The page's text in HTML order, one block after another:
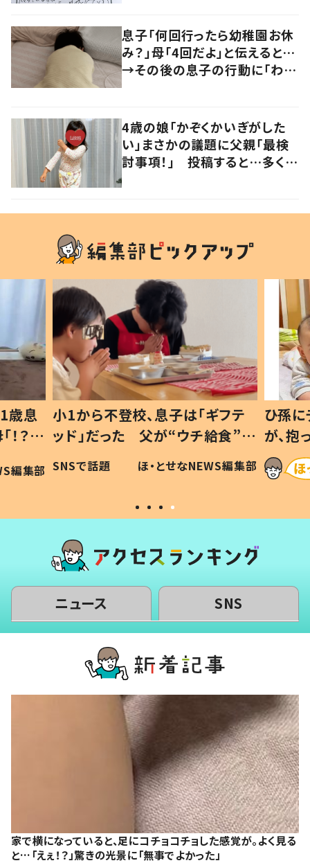
息子「何回行ったら幼稚園お休
み？」母「4回だよ」と伝えると…
→その後の息子の行動に「わか
4歳の娘「かぞくかいぎがした
い」まさかの議題に父親「最検
討事項！」 投稿すると…多くの
歳息
？」
編集部
小1から不登校、息子は「ギフテ
ッド」だった 父が“ウチ給食”を
作り続ける理由とは #令和の親
#令和の子
SNSで話題 ほ・とせなNEWS編集部
ひ孫
が、
「涙が
い」
ニュース SNS
家で横になっていると、足にコチョコチョした感覚が。よく見る
と…「えぇ！？」驚きの光景に「無事でよかった」